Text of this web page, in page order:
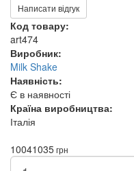
Написати відгук
Код товару:
art474
Виробник:
Milk Shake
Наявність:
Є в наявності
Країна виробництва:
Італія
10041035грн